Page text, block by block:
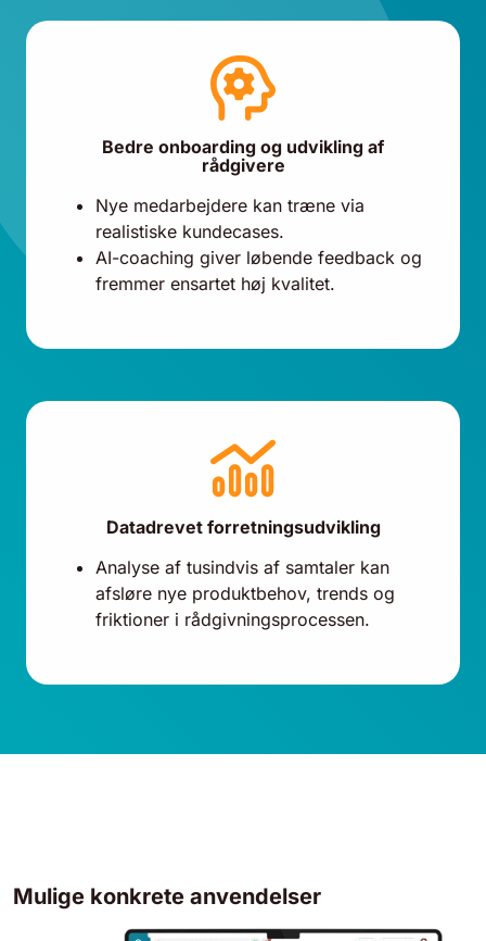
Bedre onboarding og udvikling af
rådgivere
Nye medarbejdere kan træne via
realistiske kundecases.
AI-coaching giver løbende feedback og
fremmer ensartet høj kvalitet.
Datadrevet forretningsudvikling
Analyse af tusindvis af samtaler kan
afsløre nye produktbehov, trends og
friktioner i rådgivningsprocessen.
Mulige konkrete anvendelser